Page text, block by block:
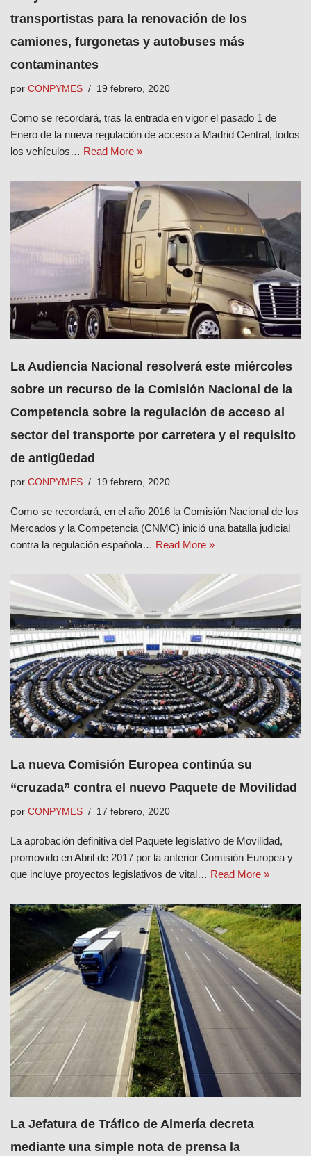
transportistas para la renovación de los
camiones, furgonetas y autobuses más
contaminantes
por CONPYMES 19 febrero, 2020
Como se recordará, tras la entrada en vigor el pasado 1 de
Enero de la nueva regulación de acceso a Madrid Central, todos
los vehículos… Read More »
La Audiencia Nacional resolverá este miércoles
sobre un recurso de la Comisión Nacional de la
Competencia sobre la regulación de acceso al
sector del transporte por carretera y el requisito
de antigüedad
por CONPYMES 19 febrero, 2020
Como se recordará, en el año 2016 la Comisión Nacional de los
Mercados y la Competencia (CNMC) inició una batalla judicial
contra la regulación española… Read More »
La nueva Comisión Europea continúa su
“cruzada” contra el nuevo Paquete de Movilidad
por CONPYMES 17 febrero, 2020
La aprobación definitiva del Paquete legislativo de Movilidad,
promovido en Abril de 2017 por la anterior Comisión Europea y
que incluye proyectos legislativos de vital… Read More »
La Jefatura de Tráfico de Almería decreta
mediante una simple nota de prensa la